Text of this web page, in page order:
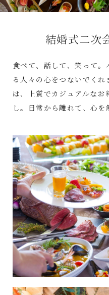
結婚式二次
食べて、話して、笑って
る人々の心をつないでく
は、上質でカジュアルな
し。日常から離れて、心を